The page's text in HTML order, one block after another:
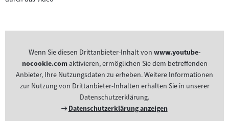
Wenn Sie diesen Drittanbieter-Inhalt von www.youtube-
nocookie.comaktivieren, ermöglichen Sie dem betreffenden
Anbieter, Ihre Nutzungsdaten zu erheben. Weitere Informationen
zur Nutzung von Drittanbieter-Inhalten erhalten Sie in unserer
Datenschutzerklärung.
Externer
Datenschutzerklärung anzeigen